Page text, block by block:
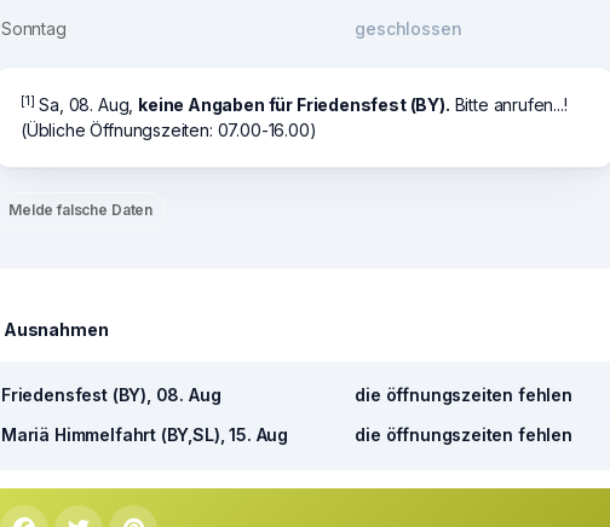
Sonntag geschlossen
[1] Sa, 08. Aug, keine Angaben für Friedensfest (BY). Bitte anrufen...!
(Übliche Öffnungszeiten: 07.00-16.00)
Melde falsche Daten
Ausnahmen
Friedensfest (BY), 08. Aug
die öffnungszeiten fehlen
Mariä Himmelfahrt (BY,SL), 15. Aug
die öffnungszeiten fehlen